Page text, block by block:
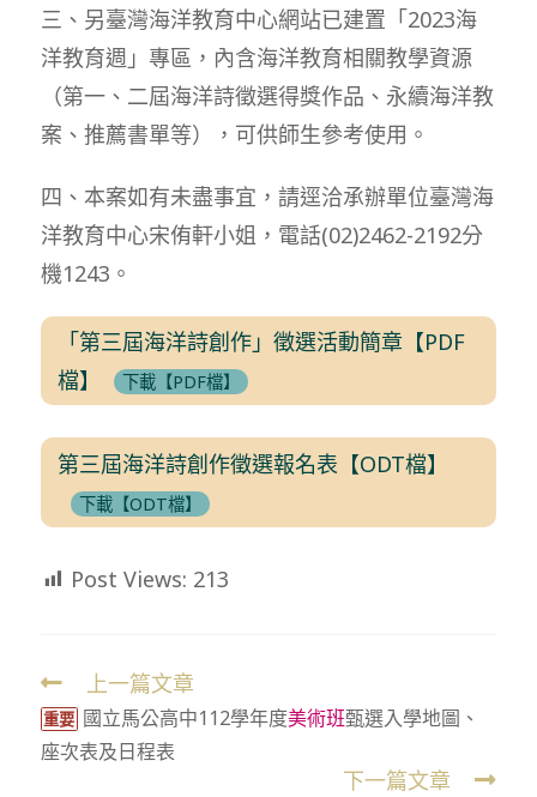
三、另臺灣海洋教育中心網站已建置「2023海
洋教育週」專區，內含海洋教育相關教學資源
（第一、二屆海洋詩徵選得獎作品、永續海洋教
案、推薦書單等），可供師生參考使用。
四、本案如有未盡事宜，請逕洽承辦單位臺灣海
洋教育中心宋侑軒小姐，電話(02)2462-2192分
機1243。
「第三屆海洋詩創作」徵選活動簡章【PDF
檔】
下載【PDF檔】
第三屆海洋詩創作徵選報名表【ODT檔】
下載【ODT檔】
Post Views: 213
Read
more
articles
上一篇文章
重要 國立馬公高中112學年度美術班甄選入學地圖、
座次表及日程表
下一篇文章